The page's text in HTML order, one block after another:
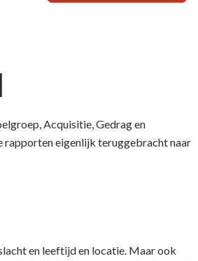
Acquisitie, Gedrag en
rapporten eigenlijk teruggebracht naar
en leeftijd en locatie. Maar ook